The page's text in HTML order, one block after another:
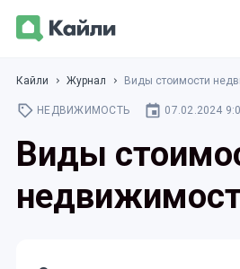
Кайли Журнал Виды стоимости
НЕДВИЖИМОСТЬ 07.02.2024
Виды